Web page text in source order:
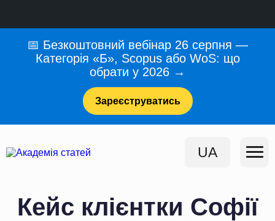
📅 Безкоштовний вебінар 26 серпня —
Категорія «Б», Scopus або WoS: що
обрати у 2026 →
Зареєструватись
UA
Кейс клієнтки Софії